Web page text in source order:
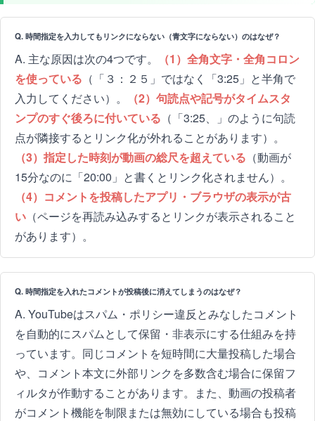
Q. 時間指定を入力してもリンクにならない（青文字にならない）のはなぜ？
A. 主な原因は次の4つです。
（1）全角文字・全角コロン
を使っている （「３：２５」ではなく「3:25」と半角で
入力してください）。
（2）句読点や記号がタイムスタ
ンプのすぐ後ろに付いている （「3:25、」のように句読
点が隣接するとリンク化が外れることがあります）。
（3）指定した時刻が動画の総尺を超えている （動画が
15分なのに「20:00」と書くとリンク化されません）。
（4）コメントを投稿したアプリ・ブラウザの表示が古
い （ページを再読み込みするとリンクが表示されること
があります）。
Q. 時間指定を入れたコメントが投稿後に消えてしまうのはなぜ？
A. YouTubeはスパム・ポリシー違反とみなしたコメント
を自動的にスパムとして保留・非表示にする仕組みを持
っています。同じコメントを短時間に大量投稿した場合
や、コメント本文に外部リンクを多数含む場合に保留フ
ィルタが作動することがあります。また、動画の投稿者
がコメント機能を制限または無効にしている場合も投稿